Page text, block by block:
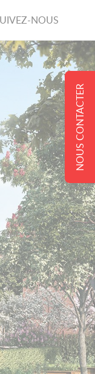
NOUS
NOUS CONTACTER